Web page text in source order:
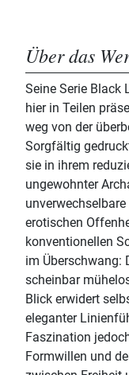
Über das
Seine Serie Black
hier in Teilen
weg von der
Sorgfältig
sie in ihrem
ungewohnter
erotischen
konventionellen
im Überschwang:
scheinbar
Blick erwidert
eleganter
Faszination
Formwillen und